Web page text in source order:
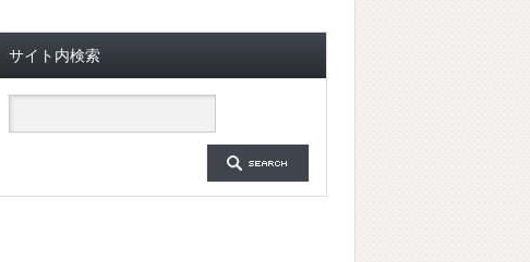
サイト内検索